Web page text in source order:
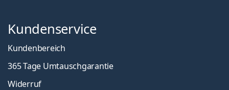
Kundenservice
Kundenbereich
365 Tage Umtauschgarantie
Widerruf